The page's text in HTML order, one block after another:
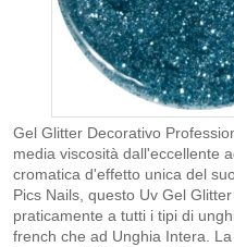
Gel Glitter Decorativo
media viscosità dall'eccellente
cromatica d'effetto unica del
Pics Nails, questo Uv Gel
praticamente a tutti i tipi di
french che ad Unghia Intera.